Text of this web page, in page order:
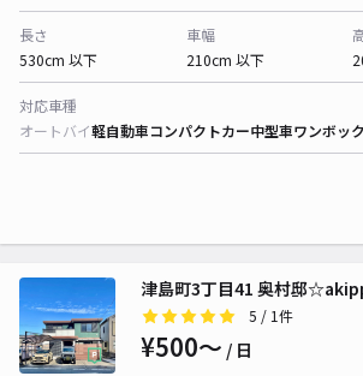
長さ
530cm 以下
車幅
210cm 以下
対応車種
オートバイ軽自動車コンパクトカー中型車ワンボッ
津島町3丁目41 奥村邸
5 / 1件
¥500〜 / 日